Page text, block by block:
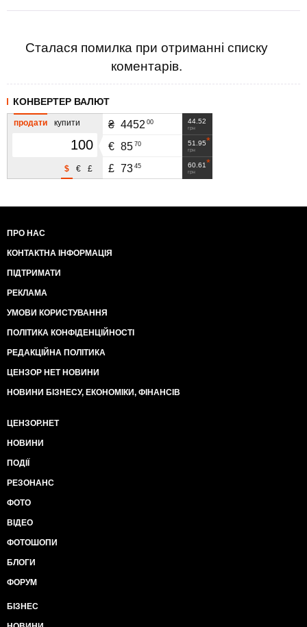
Сталася помилка при отриманні списку
коментарів.
КОНВЕРТЕР ВАЛЮТ
продати купити
£
€
$
44.52
грн
₴ 4452 00
51.95
грн
€ 85 70
60.61
грн
£ 73 45
ПРО НАС
КОНТАКТНА ІНФОРМАЦІЯ
ПІДТРИМАТИ
РЕКЛАМА
УМОВИ КОРИСТУВАННЯ
ПОЛІТИКА КОНФІДЕНЦІЙНОСТІ
РЕДАКЦІЙНА ПОЛІТИКА
ЦЕНЗОР НЕТ НОВИНИ
НОВИНИ БІЗНЕСУ, ЕКОНОМІКИ, ФІНАНСІВ
ЦЕНЗОР.НЕТ
НОВИНИ
ПОДІЇ
РЕЗОНАНС
ФОТО
ВІДЕО
ФОТОШОПИ
БЛОГИ
ФОРУМ
БІЗНЕС